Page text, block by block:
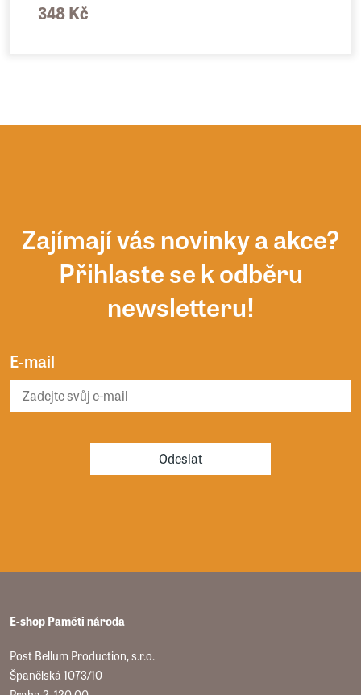
348 Kč
Zajímají vás novinky a akce?
Přihlaste se k odběru
newsletteru!
E-mail
Odeslat
E-shop Paměti národa
Post Bellum Production, s.r.o.
Španělská 1073/10